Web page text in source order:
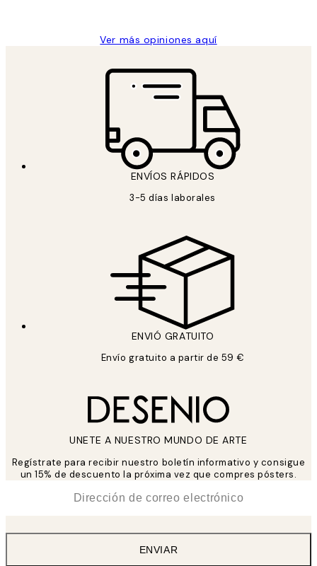
Ver más opiniones aquí
ENVÍOS RÁPIDOS
3-5 días laborales
ENVIÓ GRATUITO
Envío gratuito a partir de 59 €
UNETE A NUESTRO MUNDO DE ARTE
Regístrate para recibir nuestro boletín informativo y consigue
un 15% de descuento la próxima vez que compres pósters.
ENVIAR